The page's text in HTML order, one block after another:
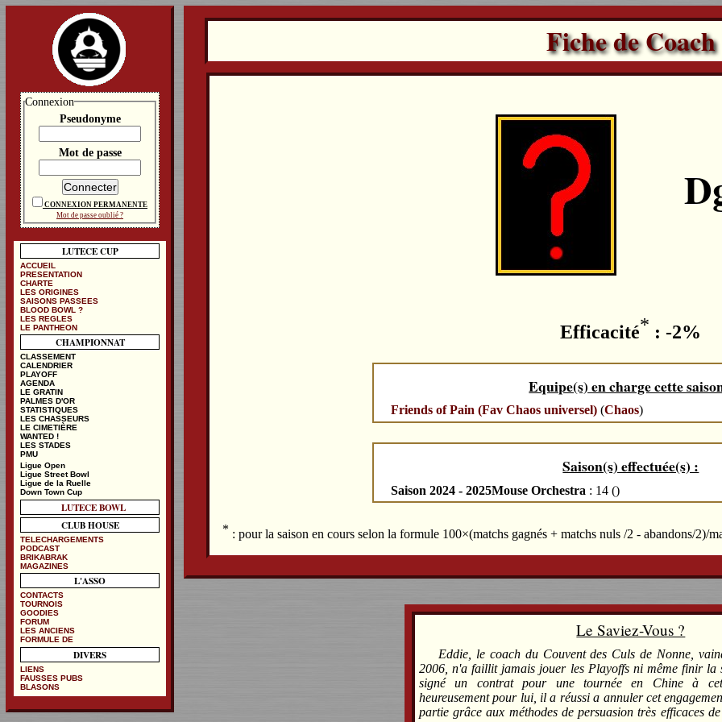
Fiche de Coach
Efficacité* : -2%
Equipe(s) en charge cette
Friends of Pain (Fav Chaos universel) (Chaos)
Saison(s) effectuée(s) :
Saison 2024 - 2025Mouse Orchestra : 14 ()
* : pour la saison en cours selon la formule 100×(matchs gagnés + matchs nuls /2 - abandons/2)/
Le Saviez-Vous ?
Eddie, le coach du Couvent des Culs de Nonne,
2006, n'a faillit jamais jouer les Playoffs ni même finir la
signé un contrat pour une tournée en Chine à
heureusement pour lui, il a réussi a annuler cet
partie grâce aux méthodes de persuasion très efficaces
Connexion
Pseudonyme
Mot de passe
CONNEXION PERMANENTE
Mot de passe oublié ?
LUTECE CUP
ACCUEIL
PRESENTATION
CHARTE
LES ORIGINES
SAISONS PASSEES
BLOOD BOWL ?
LES REGLES
LE PANTHEON
CHAMPIONNAT
CLASSEMENT
CALENDRIER
PLAYOFF
AGENDA
LE GRATIN
PALMES D'OR
STATISTIQUES
LES CHASSEURS
LE CIMETIÈRE
WANTED !
LES STADES
PMU
Ligue Open
Ligue Street Bowl
Ligue de la Ruelle
Down Town Cup
LUTECE BOWL
CLUB HOUSE
TELECHARGEMENTS
PODCAST
BRIKABRAK
MAGAZINES
L'ASSO
CONTACTS
TOURNOIS
GOODIES
FORUM
LES ANCIENS
FORMULE DE
DIVERS
LIENS
FAUSSES PUBS
BLASONS